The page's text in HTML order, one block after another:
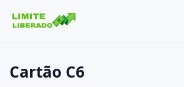
Cartão C6